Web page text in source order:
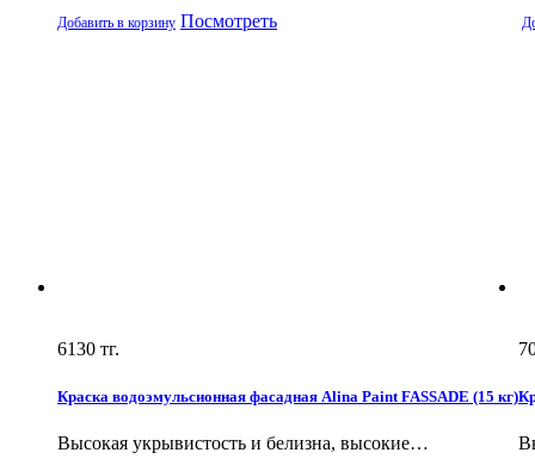
Добавить в корзину Посмотреть
6130 тг.
Краска водоэмульсионная фасадная Alina Paint FASSADE (15 кг)
Высокая укрывистость и белизна, высокие…